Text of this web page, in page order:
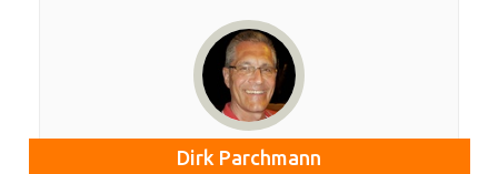
Dirk Parchmann